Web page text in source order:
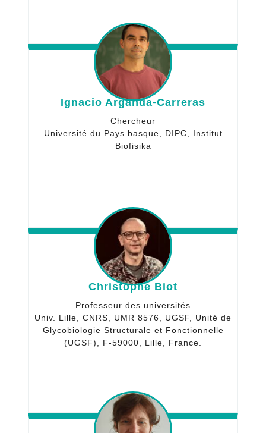
Ignacio Arganda-Carreras
Chercheur
Université du Pays basque, DIPC, Institut
Biofisika
Christophe Biot
Professeur des universités
Univ. Lille, CNRS, UMR 8576, UGSF, Unité de
Glycobiologie Structurale et Fonctionnelle
(UGSF), F-59000, Lille, France.